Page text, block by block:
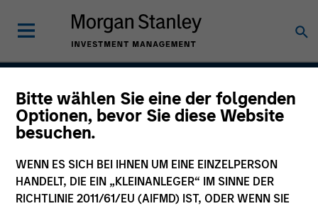
Bitte wählen Sie eine der folgenden
Optionen, bevor Sie diese Website
besuchen.
WENN ES SICH BEI IHNEN UM EINE EINZELPERSON
HANDELT, DIE EIN „KLEINANLEGER“ IM SINNE DER
RICHTLINIE 2011/61/EU (AIFMD) IST, ODER WENN SIE
Insight
Team Inception
September 2002